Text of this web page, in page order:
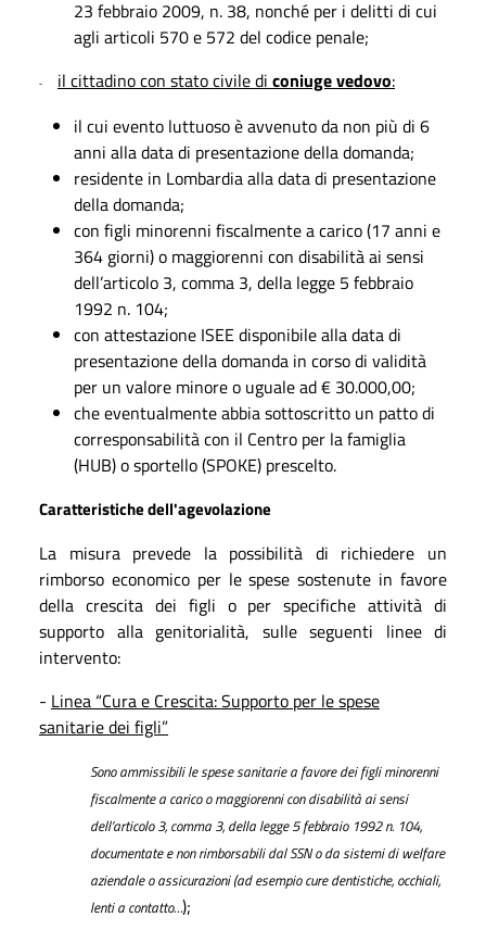
23 febbraio 2009, n. 38, nonché per i delitti di cui
agli articoli 570 e 572 del codice penale;
- il cittadino con stato civile di coniuge vedovo:
il cui evento luttuoso è avvenuto da non più di 6
anni alla data di presentazione della domanda;
residente in Lombardia alla data di presentazione
della domanda;
con figli minorenni fiscalmente a carico (17 anni e
364 giorni) o maggiorenni con disabilità ai sensi
dell’articolo 3, comma 3, della legge 5 febbraio
1992 n. 104;
con attestazione ISEE disponibile alla data di
presentazione della domanda in corso di validità
per un valore minore o uguale ad € 30.000,00;
che eventualmente abbia sottoscritto un patto di
corresponsabilità con il Centro per la famiglia
(HUB) o sportello (SPOKE) prescelto.
Caratteristiche dell'agevolazione
La misura prevede la possibilità di richiedere un
rimborso economico per le spese sostenute in favore
della crescita dei figli o per specifiche attività di
supporto alla genitorialità, sulle seguenti linee di
intervento:
- Linea “Cura e Crescita: Supporto per le spese
sanitarie dei figli”
Sono ammissibili le spese sanitarie a favore dei figli minorenni
fiscalmente a carico o maggiorenni con disabilità ai sensi
dell’articolo 3, comma 3, della legge 5 febbraio 1992 n. 104,
documentate e non rimborsabili dal SSN o da sistemi di welfare
aziendale o assicurazioni (ad esempio cure dentistiche, occhiali,
lenti a contatto…);